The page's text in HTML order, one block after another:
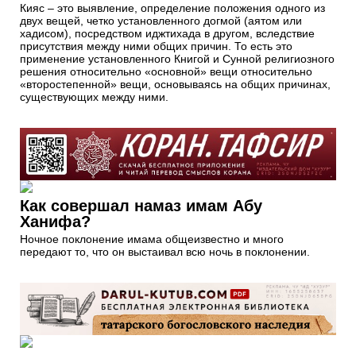
Кияс – это выявление, определение положения одного из
двух вещей, четко установленного догмой (аятом или
хадисом), посредством иджтихада в другом, вследствие
присутствия между ними общих причин. То есть это
применение установленного Книгой и Сунной религиозного
решения относительно «основной» вещи относительно
«второстепенной» вещи, основываясь на общих причинах,
существующих между ними.
Как совершал намаз имам Абу
Ханифа?
Ночное поклонение имама общеизвестно и много
передают то, что он выстаивал всю ночь в поклонении.